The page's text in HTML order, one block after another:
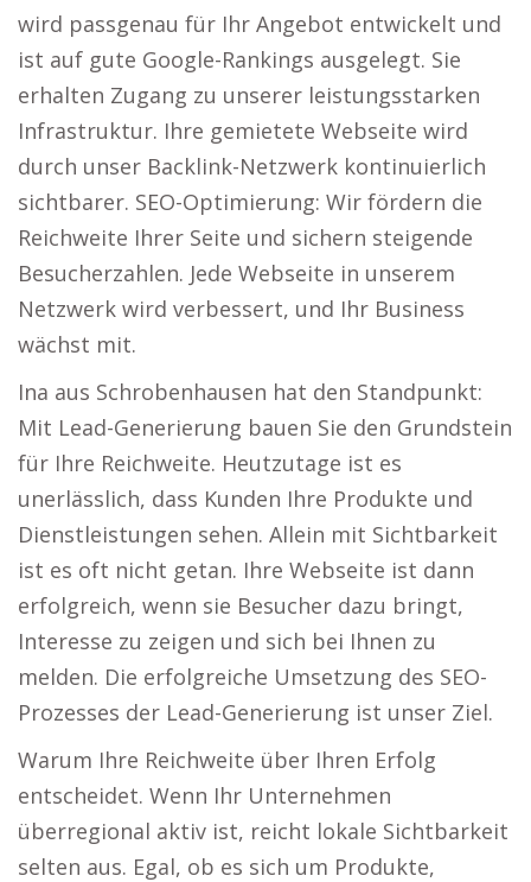
wird passgenau für Ihr Angebot entwickelt und
ist auf gute Google-Rankings ausgelegt. Sie
erhalten Zugang zu unserer leistungsstarken
Infrastruktur. Ihre gemietete Webseite wird
durch unser Backlink-Netzwerk kontinuierlich
sichtbarer. SEO-Optimierung: Wir fördern die
Reichweite Ihrer Seite und sichern steigende
Besucherzahlen. Jede Webseite in unserem
Netzwerk wird verbessert, und Ihr Business
wächst mit.
Ina aus Schrobenhausen hat den Standpunkt:
Mit Lead-Generierung bauen Sie den Grundstein
für Ihre Reichweite. Heutzutage ist es
unerlässlich, dass Kunden Ihre Produkte und
Dienstleistungen sehen. Allein mit Sichtbarkeit
ist es oft nicht getan. Ihre Webseite ist dann
erfolgreich, wenn sie Besucher dazu bringt,
Interesse zu zeigen und sich bei Ihnen zu
melden. Die erfolgreiche Umsetzung des SEO-
Prozesses der Lead-Generierung ist unser Ziel.
Warum Ihre Reichweite über Ihren Erfolg
entscheidet. Wenn Ihr Unternehmen
überregional aktiv ist, reicht lokale Sichtbarkeit
selten aus. Egal, ob es sich um Produkte,